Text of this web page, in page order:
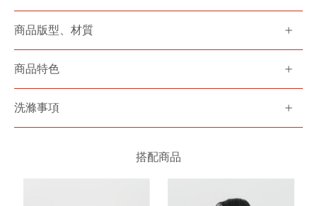
商品版型、材質
商品特色
洗滌事項
搭配商品